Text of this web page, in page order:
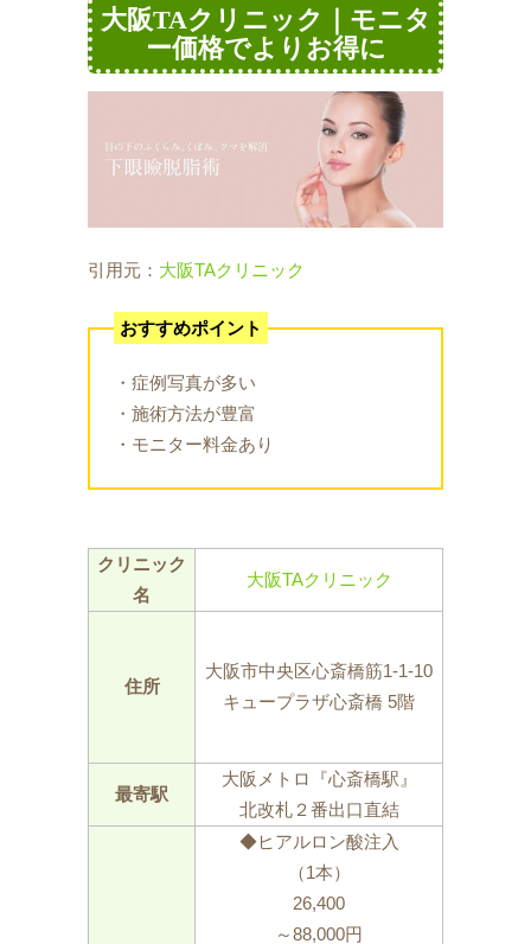
大阪TAクリニック｜モニタ
ー価格でよりお得に
引用元： 大阪TAクリニック
おすすめポイント
・症例写真が多い
・施術方法が豊富
・モニター料金あり
クリニック
名
大阪TAクリニック
住所
大阪市中央区心斎橋筋1-1-10
キュープラザ心斎橋 5階
最寄駅
大阪メトロ『心斎橋駅』
北改札２番出口直結
◆ヒアルロン酸注入
（1本）
26,400
～88,000円